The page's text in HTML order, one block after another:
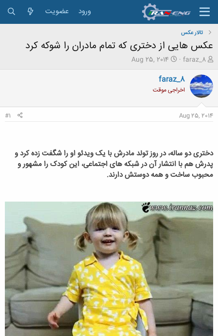
ورود عضویت
تالار عکس
عکس هایی از دختری که تمام مادران را شوکه کرد
ش
و
ع
ک
ض
و
ع
faraz_8
ت
ر
خ
Aug 25, 2014
faraz_8
اخراجی موقت
Aug 25, 2014
#1
دختری دو ساله، در روز تولد مادرش با یک ویدئو او را شگفت زده کرد و
پدرش هم با انتشار آن در شبکه های اجتماعی، این کودک را مشهور و
محبوب ساخت و همه دوستش دارند.